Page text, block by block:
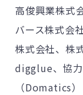
高俊興業株式
バース株式会
株式会社、株
digglue、協
（Domatics